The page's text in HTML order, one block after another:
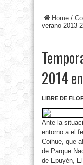
Home /
verano 2013-
2014
LIBRE DE
Ante la
entorno a el
Coihue, que
de Parque
de Epuyén,